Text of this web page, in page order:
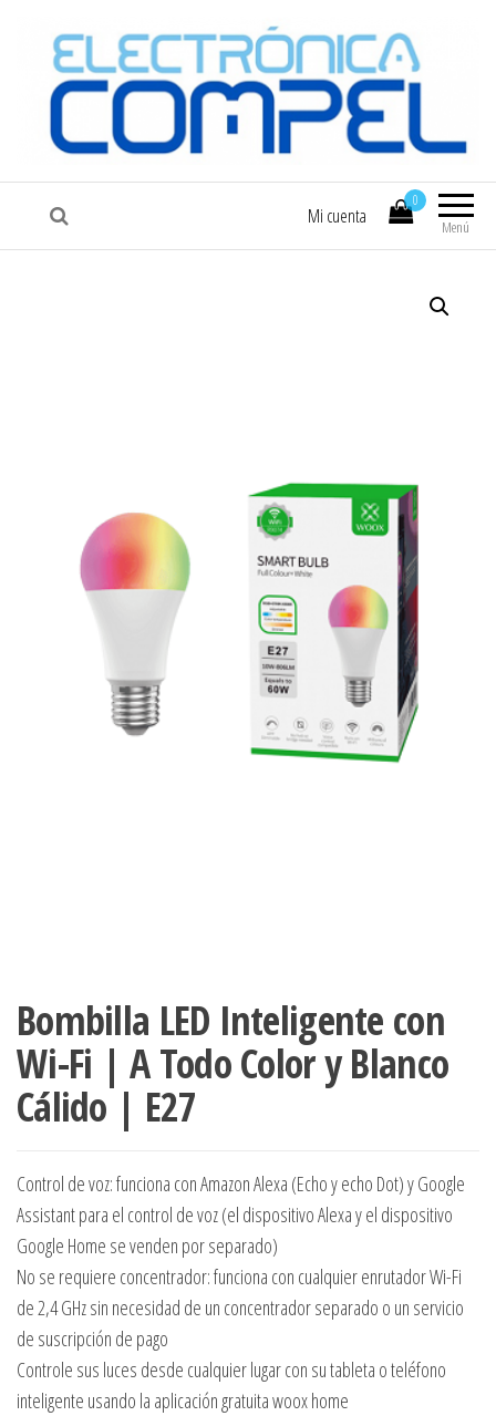
COMPEL Electrónica COMPEL
Menú
0
Mi cuenta
Bombilla LED Inteligente con
Wi-Fi | A Todo Color y Blanco
Cálido | E27
Control de voz: funciona con Amazon Alexa (Echo y echo Dot) y Google
Assistant para el control de voz (el dispositivo Alexa y el dispositivo
Google Home se venden por separado)
No se requiere concentrador: funciona con cualquier enrutador Wi-Fi
de 2,4 GHz sin necesidad de un concentrador separado o un servicio
de suscripción de pago
Controle sus luces desde cualquier lugar con su tableta o teléfono
inteligente usando la aplicación gratuita woox home